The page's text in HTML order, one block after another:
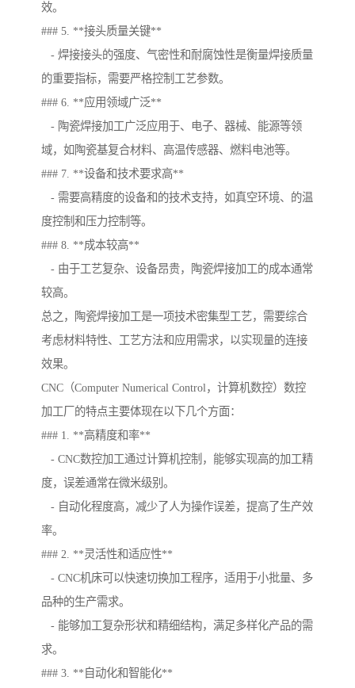
效。
### 5. **接头质量关键**
- 焊接接头的强度、气密性和耐腐蚀性是衡量焊接质量
的重要指标，需要严格控制工艺参数。
### 6. **应用领域广泛**
- 陶瓷焊接加工广泛应用于、电子、器械、能源等领
域，如陶瓷基复合材料、高温传感器、燃料电池等。
### 7. **设备和技术要求高**
- 需要高精度的设备和的技术支持，如真空环境、的温
度控制和压力控制等。
### 8. **成本较高**
- 由于工艺复杂、设备昂贵，陶瓷焊接加工的成本通常
较高。
总之，陶瓷焊接加工是一项技术密集型工艺，需要综合
考虑材料特性、工艺方法和应用需求，以实现量的连接
效果。
CNC（Computer Numerical Control，计算机数控）数控
加工厂的特点主要体现在以下几个方面：
### 1. **高精度和率**
- CNC数控加工通过计算机控制，能够实现高的加工精
度，误差通常在微米级别。
- 自动化程度高，减少了人为操作误差，提高了生产效
率。
### 2. **灵活性和适应性**
- CNC机床可以快速切换加工程序，适用于小批量、多
品种的生产需求。
- 能够加工复杂形状和精细结构，满足多样化产品的需
求。
### 3. **自动化和智能化**